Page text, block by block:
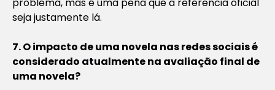
seja justamente lá.
7. O impacto de uma novela nas redes sociais é
considerado atualmente na avaliação final de
uma novela?